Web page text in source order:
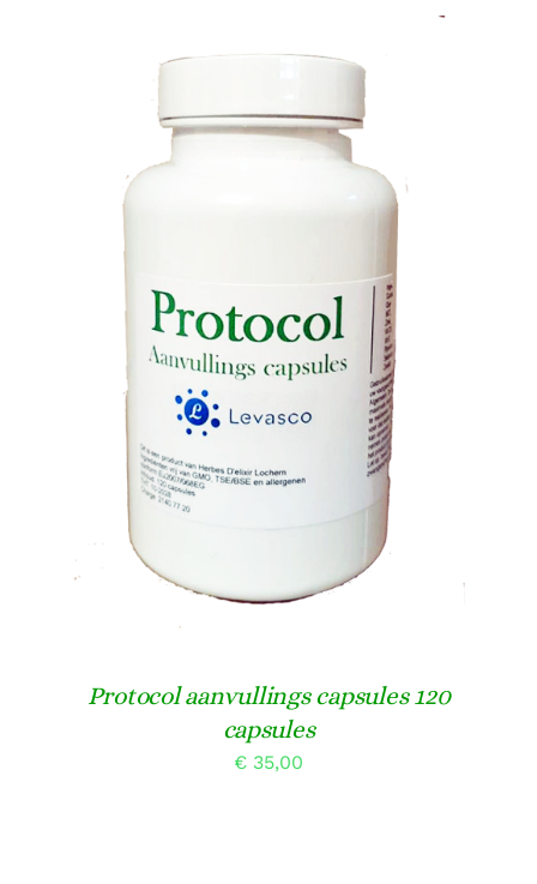
TOEVOEGEN AAN WINKELWAGEN
Protocol aanvullings capsules 120
capsules
€ 35,00